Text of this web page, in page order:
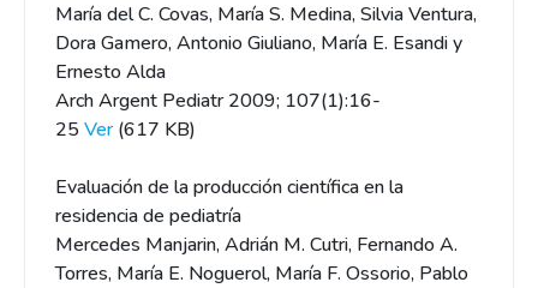
María del C. Covas, María S. Medina, Silvia Ventura,
Dora Gamero, Antonio Giuliano, María E. Esandi y
Ernesto Alda
Arch Argent Pediatr 2009; 107(1):16-
25Ver(617 KB)
Evaluación de la producción científica en la
residencia de pediatría
Mercedes Manjarin, Adrián M. Cutri, Fernando A.
Torres, María E. Noguerol, María F. Ossorio, Pablo